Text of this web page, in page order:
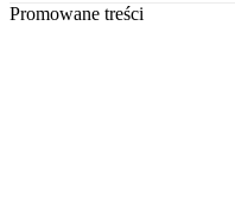
Promowane treści